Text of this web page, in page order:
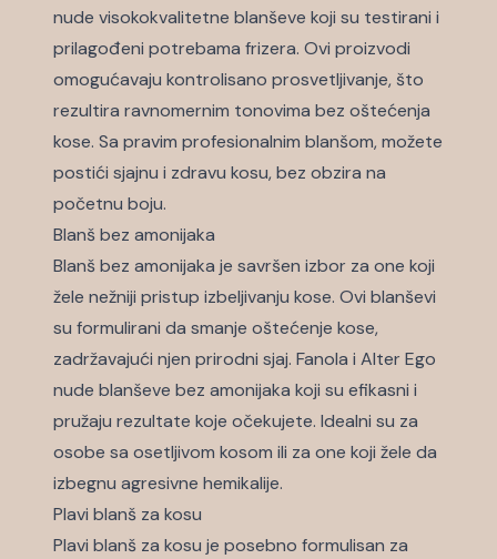
nude visokokvalitetne blanševe koji su testirani i
prilagođeni potrebama frizera. Ovi proizvodi
omogućavaju kontrolisano prosvetljivanje, što
rezultira ravnomernim tonovima bez oštećenja
kose. Sa pravim profesionalnim blanšom, možete
postići sjajnu i zdravu kosu, bez obzira na
početnu boju.
Blanš bez amonijaka
Blanš bez amonijaka je savršen izbor za one koji
žele nežniji pristup izbeljivanju kose. Ovi blanševi
su formulirani da smanje oštećenje kose,
zadržavajući njen prirodni sjaj. Fanola i Alter Ego
nude blanševe bez amonijaka koji su efikasni i
pružaju rezultate koje očekujete. Idealni su za
osobe sa osetljivom kosom ili za one koji žele da
izbegnu agresivne hemikalije.
Plavi blanš za kosu
Plavi blanš za kosu je posebno formulisan za